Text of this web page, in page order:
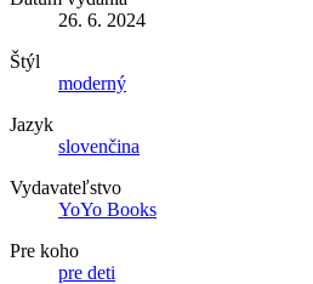
26. 6. 2024
Štýl
moderný
Jazyk
slovenčina
Vydavateľstvo
YoYo Books
Pre koho
pre deti